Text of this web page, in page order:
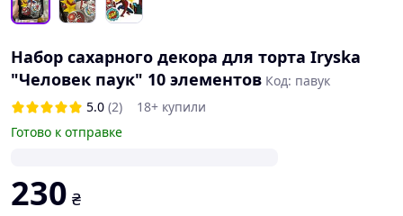
Набор сахарного декора для торта Iryska
"Человек паук" 10 элементов Код: павук
5.0 (2)
18+ купили
Готово к отправке
230 ₴